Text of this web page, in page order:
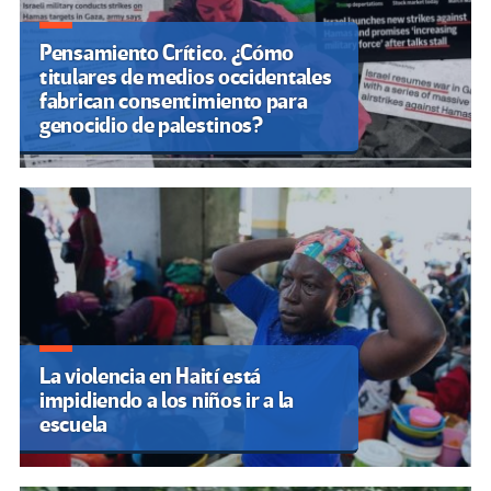
Pensamiento Crítico. ¿Cómo
titulares de medios occidentales
fabrican consentimiento para
genocidio de palestinos?
La violencia en Haití está
impidiendo a los niños ir a la
escuela